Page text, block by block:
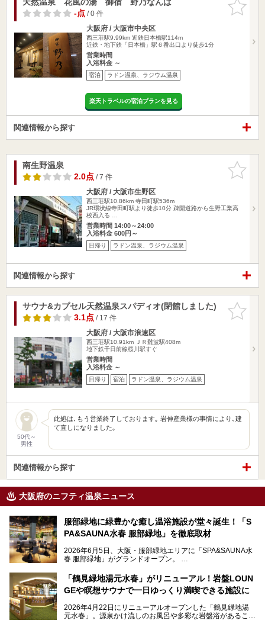
りに追加
-点/ 0 件
大阪府 / 大阪市中央区
西三荘駅9.99km 近鉄日本橋駅114m
近鉄・地下鉄「日本橋」駅６番出口より徒歩1分
営業時間
入浴料金 ～
宿泊 ラドン温泉、ラジウム温泉
楽天トラベルの宿泊プランを見る
関連情報から探す
お気に入
りに追加
南生野温泉
2.0点/ 7 件
大阪府 / 大阪市生野区
西三荘駅10.86km 寺田町駅536m
JR環状線寺田町駅より徒歩10分 疎開道路から生野工業高
校西入る …
営業時間 14:00～24:00
入浴料金 600円～
日帰り ラドン温泉、ラジウム温泉
関連情報から探す
お気に入
りに追加
サウナ&カプセル天然温泉スパディオ(閉館しました)
3.1点/ 17 件
大阪府 / 大阪市浪速区
西三荘駅10.91km
ＪＲ難波駅408m
地下鉄千日前線桜川駅すぐ
営業時間
入浴料金 ～
日帰り 宿泊 ラドン温泉、ラジウム温泉
50代～
男性
此処は､もう営業終了しております｡ 岩伸産業様の事情により､建
て直しになりました｡
関連情報から探す
大阪府のニフティ温泉ニュース
服部緑地に緑豊かな癒し温浴施設が堂々誕生！「S
PA&SAUNA水春 服部緑地」を徹底取材
2026年6月5日、大阪・服部緑地エリアに「SPA&SAUNA水
春 服部緑地」がグランドオープン。
当初の計画から約5年の時を経て誕生した本施設は、温泉・
サウナ・岩盤浴・フィットネス・ラウンジ・レストランなど
を融合した、これまでの“水春”のイメージをさらに進化させ
今回はオープン前の内覧会に参加し、館内のこだわりポイン
「鶴見緑地湯元水春」がリニューアル！岩盤LOUN
GEや瞑想サウナで一日ゆっくり満喫できる施設に
2026年4月22日にリニューアルオープンした「鶴見緑地湯
元水春」。源泉かけ流しのお風呂や多彩な岩盤浴があること